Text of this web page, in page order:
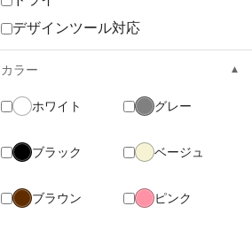
デザインツール対応
カラー
ホワイト グレー
ブラック ベージュ
ブラウン ピンク